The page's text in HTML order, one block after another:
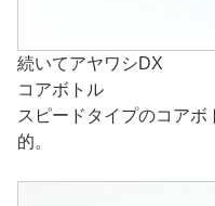
続いてアヤワシDX
コアボトル
スピードタイプのコア
的。